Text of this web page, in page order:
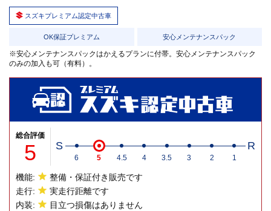
スズキプレミアム認定中古車
OK保証プレミアム 安心メンテナンスパック
※安心メンテナンスパックはかえるプランに付帯。安心メンテナンスパック
のみの加入も可（有料）。
総合評価
5 S R
6 5 4.5 4 3.5 3 2 1
機能:
整備・保証付き販売です
走行:
実走行距離です
内装:
目立つ損傷はありません